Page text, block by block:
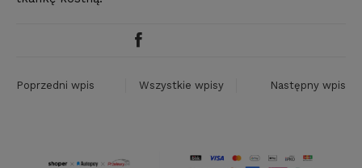
Poprzedni wpis Wszystkie wpisy Następny wpis